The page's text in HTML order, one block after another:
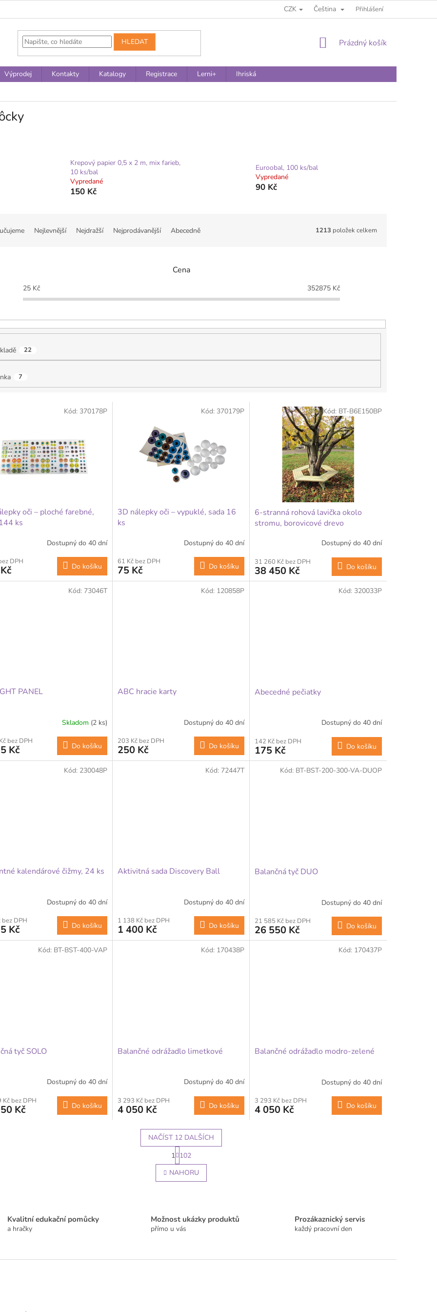
CZK Čeština Přihlášení
HLEDAT
NÁKUPNÍ
Prázdný košík
Výprodej Kontakty Katalogy Registrace Lerni+
Ihriská
Krepový papier 0,5 x 2 m, mix farieb,
10 ks/bal
Vypredané
150 Kč
Euroobal, 100 ks/bal
Vypredané
90 Kč
Nejlevnější Nejdražší Nejprodávanější Abecedně 1213 položek celkem
Cena
25Kč 352875Kč
22
7
oči – ploché farebné,
ks
Dostupný do 40 dní
DPH
Do košíku
Kód: 370178P
3D nálepky oči – vypuklé, sada 16
ks
Dostupný do 40 dní
61 Kč bez DPH
75 Kč Do košíku
Kód: 370179P
6-stranná rohová lavička okolo
stromu, borovicové drevo
Dostupný do 40 dní
31 260 Kč bez DPH
38 450 Kč Do košíku
Kód: BT-B6E150BP
PANEL
Skladom (2 ks)
bez DPH
Kč Do košíku
Kód: 73046T
ABC hracie karty
Dostupný do 40 dní
203 Kč bez DPH
250 Kč Do košíku
Kód: 120858P
Abecedné pečiatky
Dostupný do 40 dní
142 Kč bez DPH
175 Kč Do košíku
Kód: 320033P
kalendárové čižmy, 24 ks
Dostupný do 40 dní
DPH
Kč Do košíku
Kód: 230048P
Aktivitná sada Discovery Ball
Dostupný do 40 dní
1 138 Kč bez DPH
1 400 Kč Do košíku
Kód: 72447T
Balančná tyč DUO
Dostupný do 40 dní
21 585 Kč bez DPH
26 550 Kč Do košíku
Kód: BT-BST-200-300-VA-DUOP
tyč SOLO
Dostupný do 40 dní
Kč bez DPH
Kč Do košíku
Kód: BT-BST-400-VAP
Balančné odrážadlo limetkové
Dostupný do 40 dní
3 293 Kč bez DPH
4 050 Kč Do košíku
Kód: 170438P
Balančné odrážadlo modro-zelené
Dostupný do 40 dní
3 293 Kč bez DPH
4 050 Kč Do košíku
Kód: 170437P
O
v
c
í
p
k
NAČÍST 12 DALŠÍCH
S
t
r
á
n
á
n
í
1 102
NAHORU
Kvalitní edukační pomůcky
a hračky
Možnost ukázky produktů
přímo u vás
Prozákaznický servis
každý pracovní den